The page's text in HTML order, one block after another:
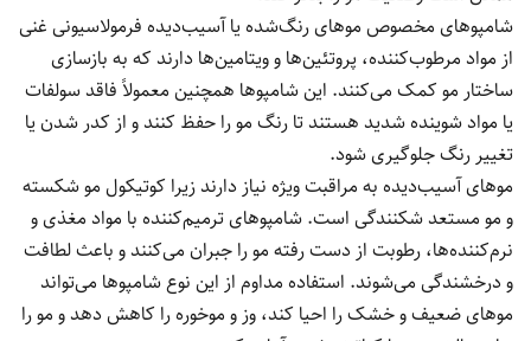
شامپوهای مخصوص موهای رنگ‌شده یا آسیب‌دیده فرمولاسیونی غنی
از مواد مرطوب‌کننده، پروتئین‌ها و ویتامین‌ها دارند که به بازسازی
ساختار مو کمک می‌کنند. این شامپوها همچنین معمولاً فاقد سولفات
یا مواد شوینده شدید هستند تا رنگ مو را حفظ کنند و از کدر شدن یا
تغییر رنگ جلوگیری شود.
موهای آسیب‌دیده به مراقبت ویژه نیاز دارند زیرا کوتیکول مو شکسته
و مو مستعد شکنندگی است. شامپوهای ترمیم‌کننده با مواد مغذی و
نرم‌کننده‌ها، رطوبت از دست رفته مو را جبران می‌کنند و باعث لطافت
و درخشندگی می‌شوند. استفاده مداوم از این نوع شامپوها می‌تواند
موهای ضعیف و خشک را احیا کند، وز و موخوره را کاهش دهد و مو را